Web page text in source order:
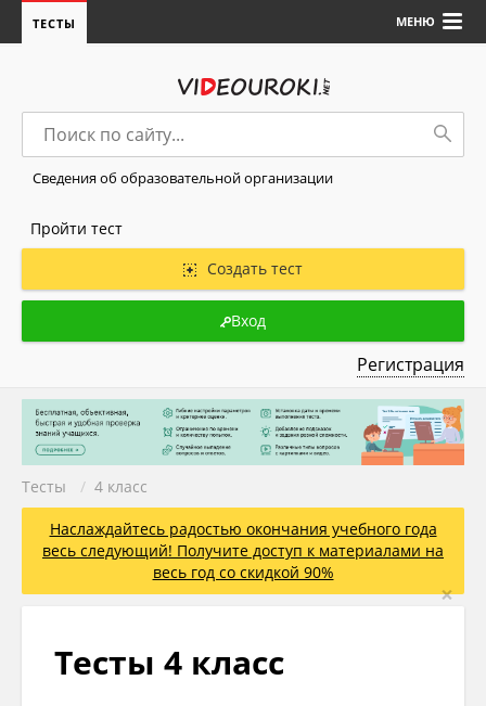
МЕНЮ
ТЕСТЫ
Сведения об образовательной организации
Пройти тест
Создать тест
Вход
Регистрация
Тесты / 4 класс
Наслаждайтесь радостью окончания учебного года
весь следующий! Получите доступ к материалами на
весь год со скидкой 90%
×
Тесты 4 класс